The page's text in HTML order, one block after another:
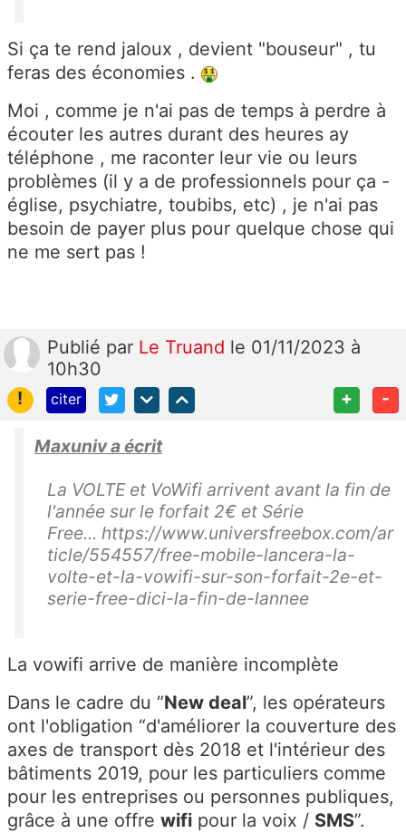
Si ça te rend jaloux , devient "bouseur" , tu
feras des économies .
Moi , comme je n'ai pas de temps à perdre à
écouter les autres durant des heures ay
téléphone , me raconter leur vie ou leurs
problèmes (il y a de professionnels pour ça -
église, psychiatre, toubibs, etc) , je n'ai pas
besoin de payer plus pour quelque chose qui
ne me sert pas !
Publié par Le Truand le 01/11/2023 à
10h30
!
citer + -
Maxuniv a écrit
La VOLTE et VoWifi arrivent avant la fin de
l'année sur le forfait 2€ et Série
Free... https://www.universfreebox.com/ar
ticle/554557/free-mobile-lancera-la-
volte-et-la-vowifi-sur-son-forfait-2e-et-
serie-free-dici-la-fin-de-lannee
La vowifi arrive de manière incomplète
Dans le cadre du “New deal”, les opérateurs
ont l'obligation “d'améliorer la couverture des
axes de transport dès 2018 et l'intérieur des
bâtiments 2019, pour les particuliers comme
pour les entreprises ou personnes publiques,
grâce à une offre wifi pour la voix / SMS”.